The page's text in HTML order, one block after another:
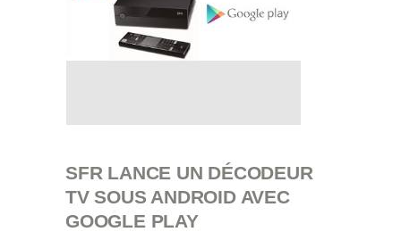
SFR LANCE UN DÉCODEUR
TV SOUS ANDROID AVEC
GOOGLE PLAY